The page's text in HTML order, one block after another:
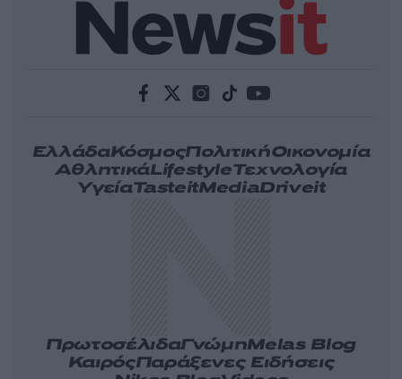
ΕλλάδαΚόσμοςΠολιτικήΟικονομία
ΑθλητικάLifestyleΤεχνολογία
ΥγείαTasteitMediaDriveit
ΠρωτοσέλιδαΓνώμηMelas Blog
ΚαιρόςΠαράξενες Ειδήσεις